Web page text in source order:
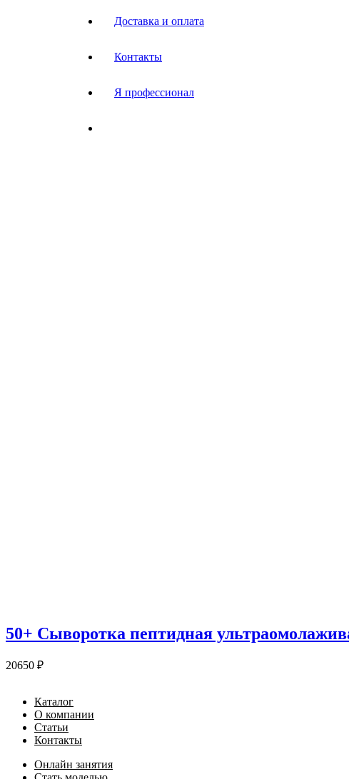
Доставка и оплата
Контакты
Я профессионал
50+ Сыворотка пептидная
20650 ₽
Каталог
О компании
Статьи
Контакты
Онлайн занятия